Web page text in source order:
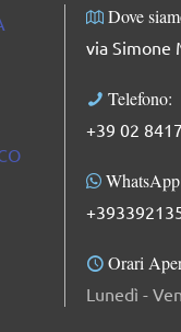
Dove
via Simone
Telefono:
+39 02
Orari
Lunedì -